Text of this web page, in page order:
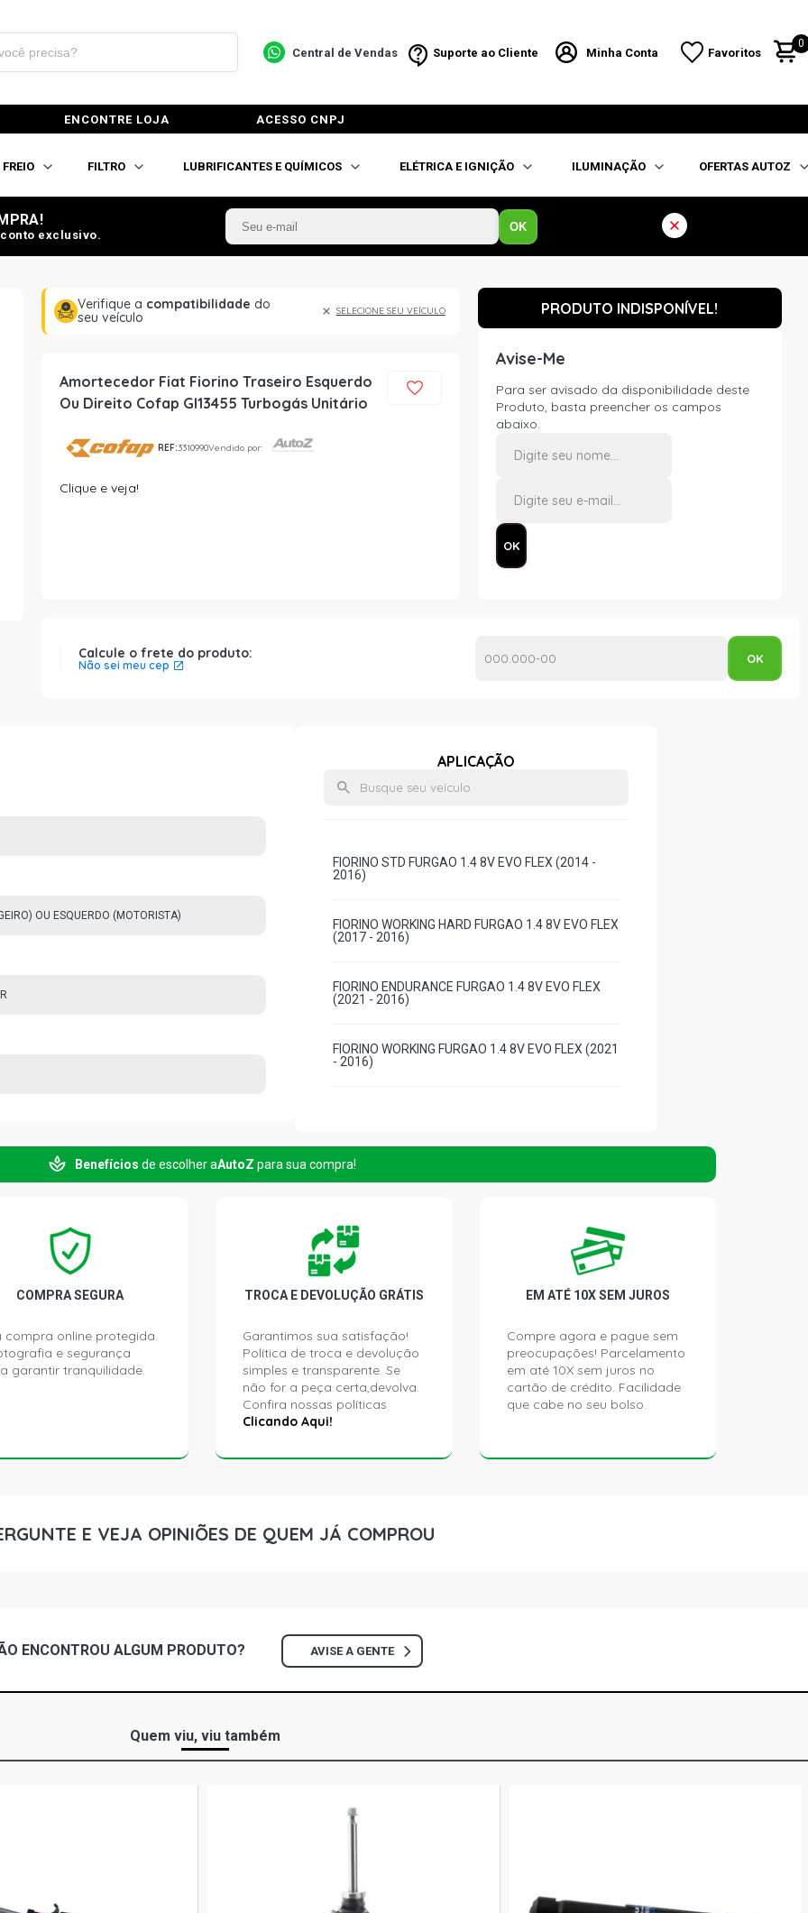
Central de Vendas Suporte ao Cliente Minha Conta Favoritos
0
ENCONTRE LOJA ACESSO CNPJ
FREIO FILTRO LUBRIFICANTES E QUÍMICOS ELÉTRICA E IGNIÇÃO ILUMINAÇÃO OFERTAS AUTOZ
exclusivo.
OK
Verifique a compatibilidade do
seu veículo
SELECIONE SEU VEÍCULO
Amortecedor Fiat Fiorino Traseiro Esquerdo
Ou Direito Cofap Gl13455 Turbogás Unitário
REF:3310990Vendido por:
Clique e veja!
PRODUTO INDISPONÍVEL!
Avise-Me
Para ser avisado da disponibilidade deste
Produto, basta preencher os campos
abaixo.
Calcule o frete do produto:
Não sei meu cep
OU ESQUERDO (MOTORISTA)
APLICAÇÃO
FIORINO STD FURGAO 1.4 8V EVO FLEX (2014 -
2016)
FIORINO WORKING HARD FURGAO 1.4 8V EVO FLEX
(2017 - 2016)
FIORINO ENDURANCE FURGAO 1.4 8V EVO FLEX
(2021 - 2016)
FIORINO WORKING FURGAO 1.4 8V EVO FLEX (2021
- 2016)
Benefícios de escolher aAutoZ para sua compra!
COMPRA SEGURA
compra online protegida.
e segurança
garantir tranquilidade.
TROCA E DEVOLUÇÃO GRÁTIS
Garantimos sua satisfação!
Política de troca e devolução
simples e transparente. Se
não for a peça certa,devolva.
Confira nossas políticas
Clicando Aqui!
EM ATÉ 10X SEM JUROS
Compre agora e pague sem
preocupações! Parcelamento
em até 10X sem juros no
cartão de crédito. Facilidade
que cabe no seu bolso.
E VEJA OPINIÕES DE QUEM JÁ COMPROU
ENCONTROU ALGUM PRODUTO? AVISE A GENTE
Quem viu, viu também